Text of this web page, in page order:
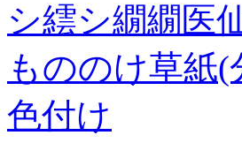
シ繧シ繝繝医
もののけ草紙(
色付け